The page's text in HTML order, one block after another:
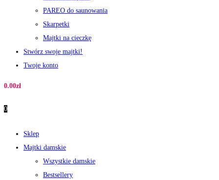
PAREO do saunowania
Skarpetki
Majtki na cieczkę
Stwórz swoje majtki!
Twoje konto
0.00zł
0
Sklep
Majtki damskie
Wszystkie damskie
Bestsellery